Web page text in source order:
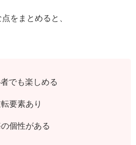
をまとめると、
でも楽しめる
要素あり
個性がある